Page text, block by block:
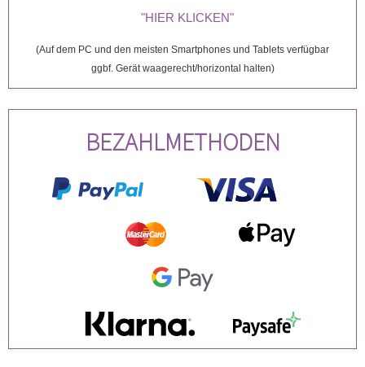
"HIER KLICKEN"
(Auf dem PC und den meisten Smartphones und Tablets verfügbar
ggbf. Gerät waagerecht/horizontal halten)
BEZAHLMETHODEN